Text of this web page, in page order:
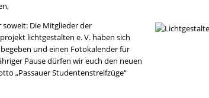
soweit: Die Mitglieder der
lichtgestalten e. V. haben sich
und einen Fotokalender für
Pause dürfen wir euch den neuen
„Passauer Studentenstreifzüge“